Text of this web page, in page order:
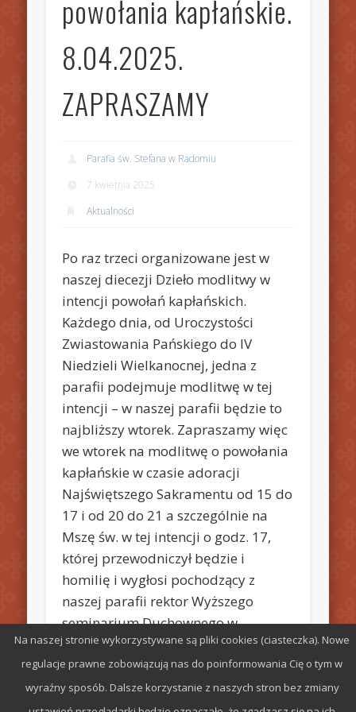
powołania kapłańskie.
8.04.2025.
ZAPRASZAMY
Parafia św. Stefana w Radomiu
7 kwietnia 2025
Aktualności
Po raz trzeci organizowane jest w
naszej diecezji Dzieło modlitwy w
intencji powołań kapłańskich.
Każdego dnia, od Uroczystości
Zwiastowania Pańskiego do IV
Niedzieli Wielkanocnej, jedna z
parafii podejmuje modlitwę w tej
intencji – w naszej parafii będzie to
najbliższy wtorek. Zapraszamy więc
we wtorek na modlitwę o powołania
kapłańskie w czasie adoracji
Najświętszego Sakramentu od 15 do
17 i od 20 do 21 a szczególnie na
Mszę św. w tej intencji o godz. 17,
której przewodniczył będzie i
homilię i wygłosi pochodzący z
naszej parafii rektor Wyższego
seminarium Duchownego w
Radomiu, ks. dr Marek Adamczyk.
Na naszej stronie wykorzystywane są pliki cookies (ciasteczka). Nowe
regulacje prawne zobowiązują nas do poinformowania Cię o tym w
wyraźny sposób. Dalsze korzystanie z naszych stron bez zmiany